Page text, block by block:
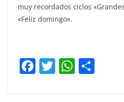
muy recordados ciclos
«Feliz domingo».
F T W